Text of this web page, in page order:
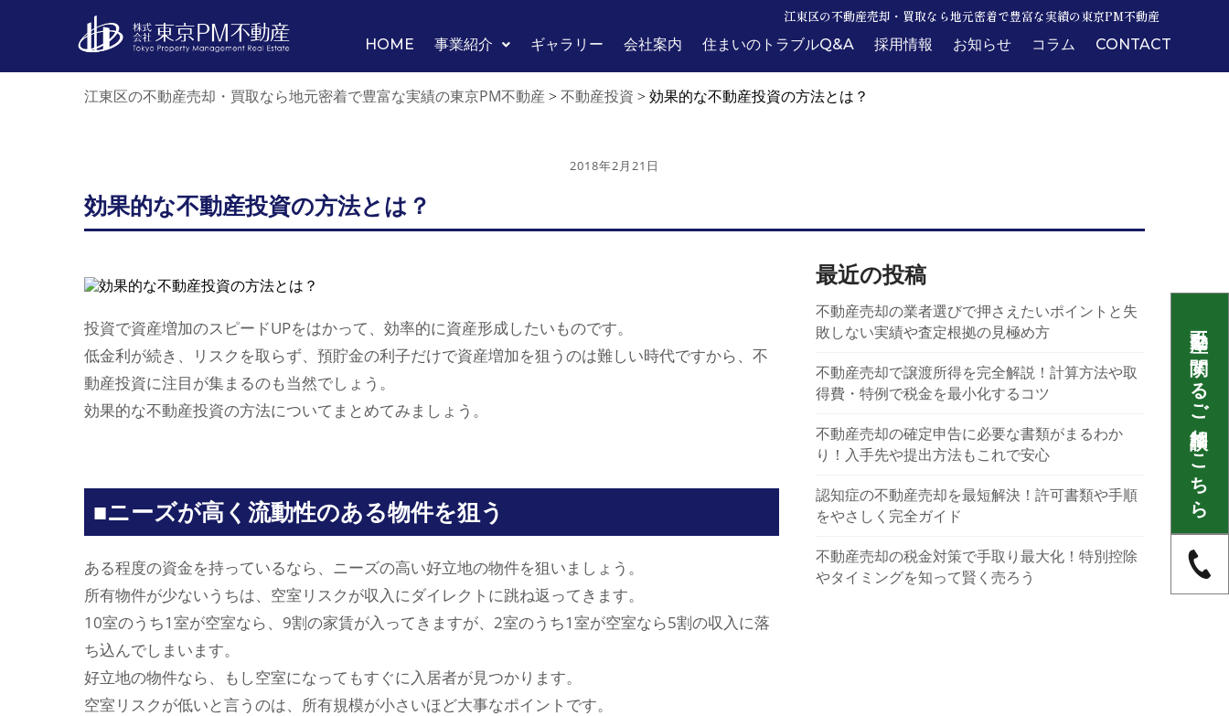
不動産に関するご相談はこちら
江東区の不動産売却・買取なら地元密着で豊富な実績の東京PM不動産
HOME
事業紹介 ギャラリー 会社案内 住まいのトラブルQ&A 採用情報 お知らせ コラム CONTACT
江東区の不動産売却・買取なら地元密着で豊富な実績の東京PM不動産 > 不動産投資 > 効果的な不動産投資の方法とは？
2018年2月21日
効果的な不動産投資の方法とは？
投資で資産増加のスピードUPをはかって、効率的に資産形成したいものです。
低金利が続き、リスクを取らず、預貯金の利子だけで資産増加を狙うのは難しい時代ですから、不
動産投資に注目が集まるのも当然でしょう。
効果的な不動産投資の方法についてまとめてみましょう。
■ニーズが高く流動性のある物件を狙う
ある程度の資金を持っているなら、ニーズの高い好立地の物件を狙いましょう。
所有物件が少ないうちは、空室リスクが収入にダイレクトに跳ね返ってきます。
10室のうち1室が空室なら、9割の家賃が入ってきますが、2室のうち1室が空室なら5割の収入に落
ち込んでしまいます。
好立地の物件なら、もし空室になってもすぐに入居者が見つかります。
空室リスクが低いと言うのは、所有規模が小さいほど大事なポイントです。
最近の投稿
不動産売却の業者選びで押さえたいポイントと失
敗しない実績や査定根拠の見極め方
不動産売却で譲渡所得を完全解説！計算方法や取
得費・特例で税金を最小化するコツ
不動産売却の確定申告に必要な書類がまるわか
り！入手先や提出方法もこれで安心
認知症の不動産売却を最短解決！許可書類や手順
をやさしく完全ガイド
不動産売却の税金対策で手取り最大化！特別控除
やタイミングを知って賢く売ろう